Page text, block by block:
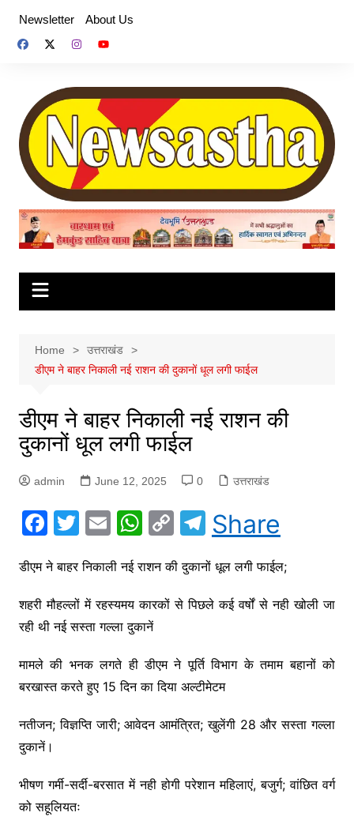
content
Newsletter About Us
Home
उत्तराखंड
डीएम ने बाहर निकाली नई राशन की दुकानों धूल लगी फाईल
डीएम ने बाहर निकाली नई राशन की
दुकानों धूल लगी फाईल
admin June 12, 2025 0 उत्तराखंड
F
c
e
b
o
k
T
itt
er
E
ai
l
W
at
s
A
p
C
p
y
n
k
T
el
e
gr
Share
डीएम ने बाहर निकाली नई राशन की दुकानों धूल लगी फाईल;
शहरी मौहल्लों में रहस्यमय कारकों से पिछले कई वर्षों से नही खोली जा
रही थी नई सस्ता गल्ला दुकानें
मामले की भनक लगते ही डीएम ने पूर्ति विभाग के तमाम बहानों को
बरखास्त करते हुए 15 दिन का दिया अल्टीमेटम
नतीजन; विज्ञप्ति जारी; आवेदन आमंत्रित; खुलेंगी 28 और सस्ता गल्ला
दुकानें।
भीषण गर्मी-सर्दी-बरसात में नही होगी परेशान महिलाएं, बजुर्ग; वांछित वर्ग
को सहूलियतः